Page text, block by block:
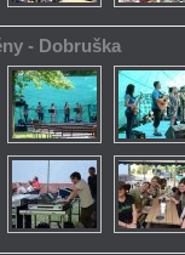
- Dobruška